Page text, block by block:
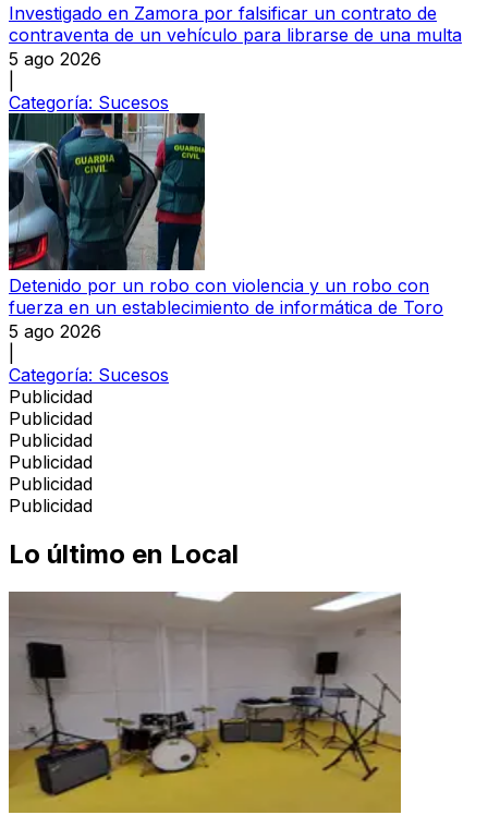
Investigado en Zamora por falsificar un contrato de
contraventa de un vehículo para librarse de una multa
5 ago 2026
Categoría: Sucesos
Detenido por un robo con violencia y un robo con
fuerza en un establecimiento de informática de Toro
5 ago 2026
Categoría: Sucesos
Publicidad
Publicidad
Publicidad
Publicidad
Publicidad
Publicidad
Lo último en Local